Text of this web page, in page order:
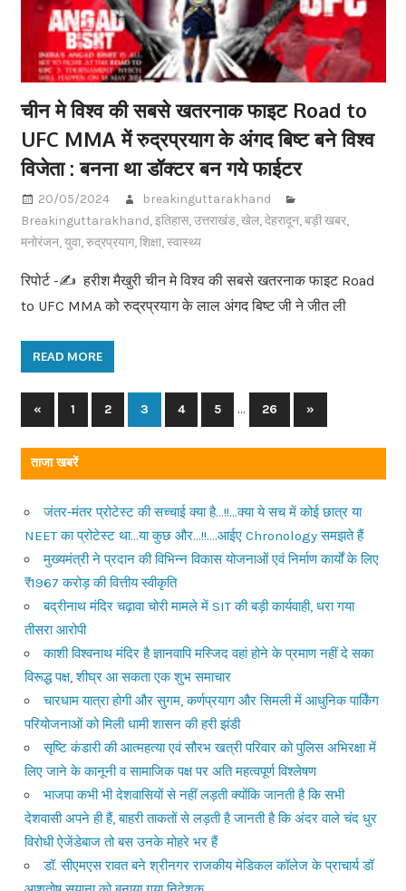
चीन मे विश्व की सबसे खतरनाक फाइट Road to
UFC MMA में रुद्रप्रयाग के अंगद बिष्ट बने विश्व
विजेता : बनना था डॉक्टर बन गये फाईटर
20/05/2024
breakinguttarakhand
Breakinguttarakhand,इतिहास,उत्तराखंड,खेल,देहरादून,बड़ी खबर,
मनोरंजन,युवा,रुद्रप्रयाग,शिक्षा,स्वास्थ्य
रिपोर्ट -✍️ हरीश मैखुरी चीन मे विश्व की सबसे खतरनाक फाइट Road
to UFC MMA को रुद्रप्रयाग के लाल अंगद बिष्ट जी ने जीत ली
READ MORE
Posts
navigation
« Previous
Posts
1 2 3 4 5 … 26
Next
Posts
»
ताजा खबरें
जंतर-मंतर प्रोटेस्ट की सच्चाई क्या है…!!…क्या ये सच में कोई छात्र या
NEET का प्रोटेस्ट था…या कुछ और…!!….आईए Chronology समझते हैं
मुख्यमंत्री ने प्रदान की विभिन्न विकास योजनाओं एवं निर्माण कार्यों के लिए
₹1967 करोड़ की वित्तीय स्वीकृति
बद्रीनाथ मंदिर चढ़ावा चोरी मामले में SIT की बड़ी कार्यवाही, धरा गया
तीसरा आरोपी
काशी विश्वनाथ मंदिर है ज्ञानवापि मस्जिद वहां होने के प्रमाण नहीं दे सका
विरूद्ध पक्ष, शीघ्र आ सकता एक शुभ समाचार
चारधाम यात्रा होगी और सुगम, कर्णप्रयाग और सिमली में आधुनिक पार्किंग
परियोजनाओं को मिली धामी शासन की हरी झंडी
सृष्टि कंडारी की आत्महत्या एवं सौरभ खत्री परिवार को पुलिस अभिरक्षा में
लिए जाने के कानूनी व सामाजिक पक्ष पर अति महत्वपूर्ण विश्लेषण
भाजपा कभी भी देशवासियों से नहीं लड़ती क्योंकि जानती है कि सभी
देशवासी अपने ही हैं, बाहरी ताकतों से लड़ती है जानती है कि अंदर वाले चंद धुर
विरोधी ऐजेंडेबाज तो बस उनके मोहरे भर हैं
डॉ. सीएमएस रावत बने श्रीनगर राजकीय मेडिकल कॉलेज के प्राचार्य डॉ